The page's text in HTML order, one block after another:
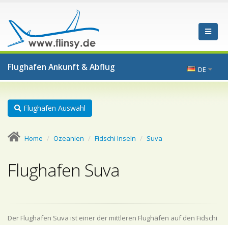
Flughafen Ankunft & Abflug DE
Flughafen Auswahl
Home Ozeanien Fidschi Inseln Suva
Flughafen Suva
Der Flughafen Suva ist einer der mittleren Flughäfen auf den Fidschi